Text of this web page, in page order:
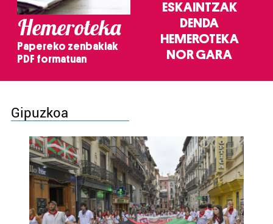
Hemeroteka
Papereko zenbakiak
PDF formatuan
ESKAINTZAK
DENDA
HEMEROTEKA
NOR GARA
Gipuzkoa